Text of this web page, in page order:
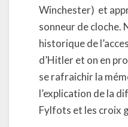
Winchester) et
sonneur de cloche.
historique de
d’Hitler et on en
se rafraichir la
l’explication de la
Fylfots et les croix